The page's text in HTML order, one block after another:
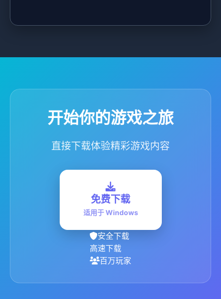
开始你的游戏之旅
直接下载体验精彩游戏内容
免费下载
适用于 Windows
安全下载
高速下载
百万玩家